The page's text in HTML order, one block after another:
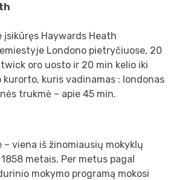
įsikūręs Haywards Heath
Londono pietryčiuose, 20
oro uosto ir 20 min kelio iki
kuris vadinamas : londonas
trukmė – apie 45 min.
viena iš žinomiausių mokyklų
metais. Per metus pagal
mokymo programą mokosi